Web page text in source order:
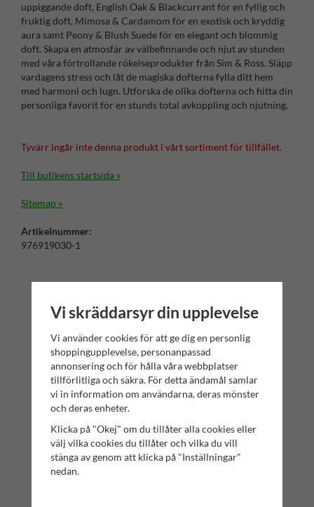
uppiggande doft, English Oak & Blackcurrant för en fyllig och
fruktig doft, Mimosa & Cardamom för en exotisk och kryddig
aura samt Peony & Blush Suede för en elegant och blommig
doft. Skapa en atmosfär av välbefinnande och njut av stunden
med våra förtrollande rökelseprodukter från Sim & Ross. Släpp
vardagens stress och låt de magiska dofterna fylla ditt hem
med harmoni och lugn. Utforska de olika dofterna och hitta din
personliga favorit för en stunds total avkoppling och njutning.
Tyvärr ingår inte denna produkt i vårt sortiment för tillfället.
Till butikens startsida »
Sitemap »
Artikelnummer:
976919030-1
KONTAKTA OSS
Har du några frågor? Tveka inte att höra av dig till oss!
Mr. Salwator - Simrishamns Tehandel
Organisationsnummer: 559112-6023
Vi skräddarsyr din upplevelse
Vi använder cookies för att ge dig en personlig
shoppingupplevelse, personanpassad
annonsering och för hålla våra webbplatser
tillförlitliga och säkra. För detta ändamål samlar
vi in information om användarna, deras mönster
och deras enheter.
Klicka på "Okej" om du tillåter alla cookies eller
välj vilka cookies du tillåter och vilka du vill
stänga av genom att klicka på "Inställningar"
nedan.